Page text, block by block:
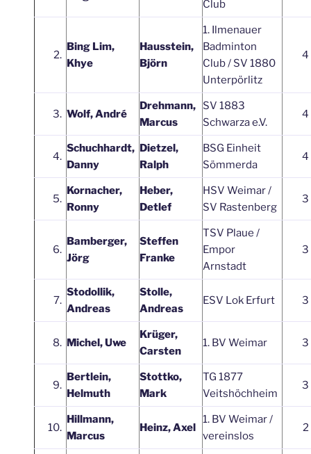
Club
2.
Bing Lim,
Khye
Hausstein,
Björn
1. Ilmenauer
Badminton
Club / SV 1880
Unterpörlitz
4
3. Wolf, André
Drehmann,
Marcus
SV 1883
Schwarza e.V.
4
4.
Schuchhardt,
Danny
Dietzel,
Ralph
BSG Einheit
Sömmerda
4
5.
Kornacher,
Ronny
Heber,
Detlef
HSV Weimar /
SV Rastenberg
3
6.
Bamberger,
Jörg
Steffen
Franke
TSV Plaue /
Empor
Arnstadt
3
7.
Stodollik,
Andreas
Stolle,
Andreas
ESV Lok Erfurt 3
8. Michel, Uwe
Krüger,
Carsten
1. BV Weimar 3
9.
Bertlein,
Helmuth
Stottko,
Mark
TG 1877
Veitshöchheim
3
10.
Hillmann,
Marcus
Heinz, Axel
1. BV Weimar /
vereinslos
2